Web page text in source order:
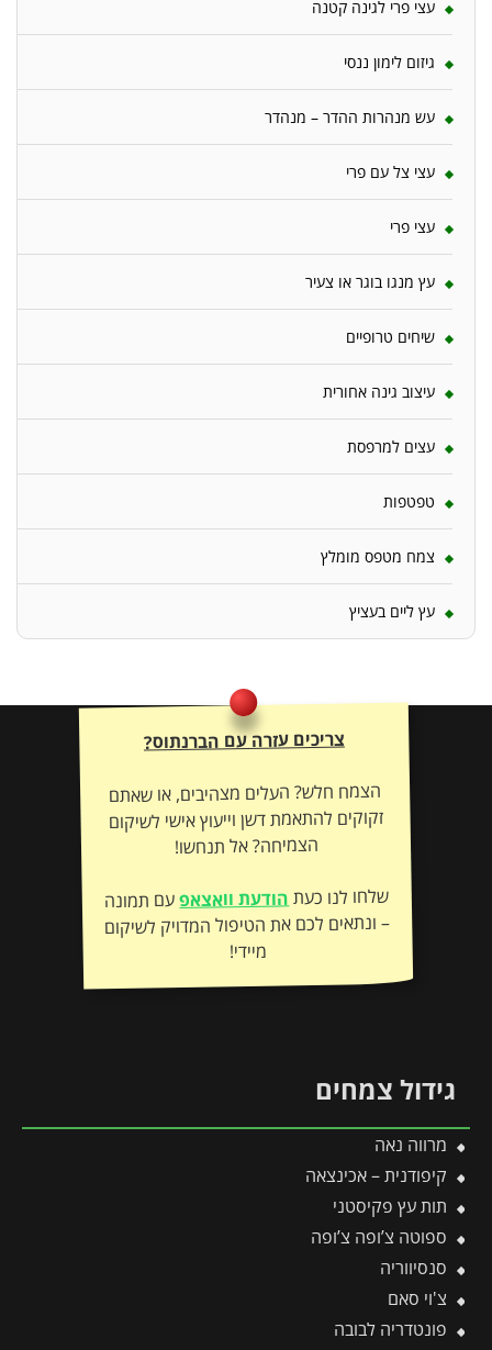
עצי פרי לגינה קטנה
גיזום לימון ננסי
עש מנהרות ההדר – מנהדר
עצי צל עם פרי
עצי פרי
עץ מנגו בוגר או צעיר
שיחים טרופיים
עיצוב גינה אחורית
עצים למרפסת
טפטפות
צמח מטפס מומלץ
עץ ליים בעציץ
צריכים עזרה עם הברנתוס?
הצמח חלש? העלים מצהיבים, או שאתם
זקוקים להתאמת דשן וייעוץ אישי לשיקום
הצמיחה? אל תנחשו!
שלחו לנו כעתהודעת וואצאפעם תמונה
– ונתאים לכם את הטיפול המדויק לשיקום
מיידי!
גידול צמחים
מרווה נאה
קיפודנית – אכינצאה
תות עץ פקיסטני
ספוטה צ’ופה צ’ופה
סנסיווריה
צ'וי סאם
פונטדריה לבובה